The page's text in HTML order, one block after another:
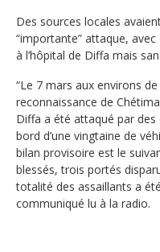
Des sources locales
“importante” attaque,
à l’hôpital de Diffa mais
“Le 7 mars aux environs
reconnaissance de
Diffa a été attaqué par
bord d’une vingtaine de
bilan provisoire est le
blessés, trois portés
totalité des assaillants a
communiqué lu à la radio.